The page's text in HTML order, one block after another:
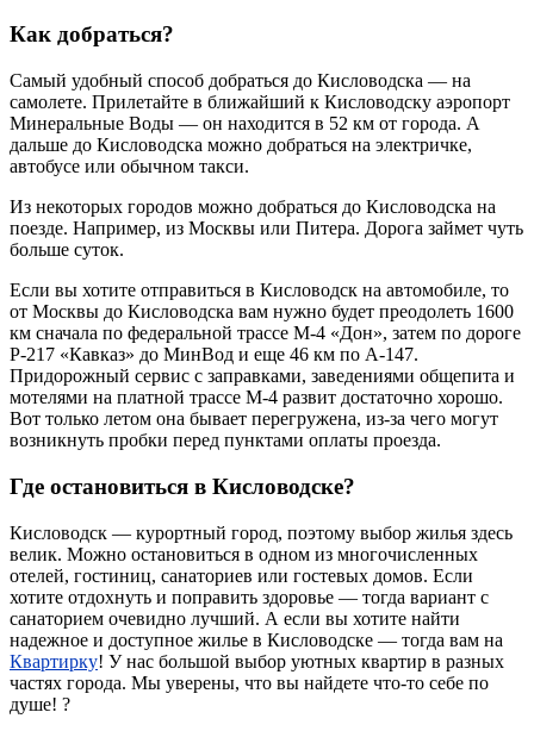
Как добраться?
Самый удобный способ добраться до Кисловодска — на
самолете. Прилетайте в ближайший к Кисловодску аэропорт
Минеральные Воды — он находится в 52 км от города. А
дальше до Кисловодска можно добраться на электричке,
автобусе или обычном такси.
Из некоторых городов можно добраться до Кисловодска на
поезде. Например, из Москвы или Питера. Дорога займет чуть
больше суток.
Если вы хотите отправиться в Кисловодск на автомобиле, то
от Москвы до Кисловодска вам нужно будет преодолеть 1600
км сначала по федеральной трассе М-4 «Дон», затем по дороге
Р-217 «Кавказ» до МинВод и еще 46 км по А-147.
Придорожный сервис с заправками, заведениями общепита и
мотелями на платной трассе М-4 развит достаточно хорошо.
Вот только летом она бывает перегружена, из-за чего могут
возникнуть пробки перед пунктами оплаты проезда.
Где остановиться в Кисловодске?
Кисловодск — курортный город, поэтому выбор жилья здесь
велик. Можно остановиться в одном из многочисленных
отелей, гостиниц, санаториев или гостевых домов. Если
хотите отдохнуть и поправить здоровье — тогда вариант с
санаторием очевидно лучший. А если вы хотите найти
надежное и доступное жилье в Кисловодске — тогда вам на
Квартирку! У нас большой выбор уютных квартир в разных
частях города. Мы уверены, что вы найдете что-то себе по
душе! ?